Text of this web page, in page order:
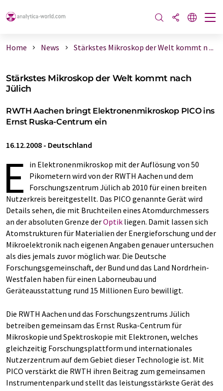
Home News Stärkstes Mikroskop der Welt kommt n ...
Stärkstes Mikroskop der Welt kommt nach
Jülich
RWTH Aachen bringt Elektronenmikroskop PICO ins
Ernst Ruska-Centrum ein
16.12.2008 - Deutschland
E
in Elektronenmikroskop mit der Auflösung von 50
Pikometern wird von der RWTH Aachen und dem
Forschungszentrum Jülich ab 2010 für einen breiten
Nutzerkreis bereitgestellt. Das PICO genannte Gerät wird
Details sehen, die mit Bruchteilen eines Atomdurchmessers
an der absoluten Grenze derOptik liegen. Damit lassen sich
Atomstrukturen für Materialien der Energieforschung und der
Mikroelektronik nach eigenen Angaben genauer untersuchen
als dies jemals zuvor möglich war. Die Deutsche
Forschungsgemeinschaft, der Bund und das Land Nordrhein-
Westfalen haben für einen Laborneubau und
Geräteausstattung rund 15 Millionen Euro bewilligt.
Die RWTH Aachen und das Forschungszentrums Jülich
betreiben gemeinsam das Ernst Ruska-Centrum für
Mikroskopie und Spektroskopie mit Elektronen, welches
gleichzeitig Forschungsplattform und internationales
Nutzerzentrum auf dem Gebiet dieser Technologie ist. Mit
PICO verstärkt die RWTH ihren Beitrag zum gemeinsamen
Instrumentenpark und stellt das leistungsstärkste Gerät des